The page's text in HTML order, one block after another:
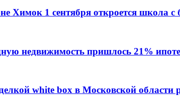
Химок 1 сентября откроется школа с
недвижимость пришлось 21%
white box в Московской области